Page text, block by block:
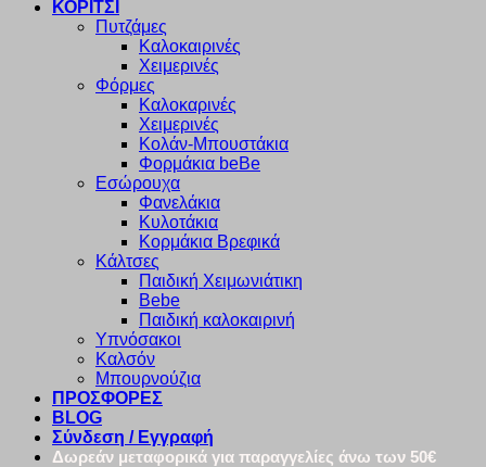
ΚΟΡΙΤΣΙ
Πυτζάμες
Καλοκαιρινές
Χειμερινές
Φόρμες
Καλοκαρινές
Χειμερινές
Κολάν-Μπουστάκια
Φορμάκια beBe
Εσώρουχα
Φανελάκια
Κυλοτάκια
Κορμάκια Βρεφικά
Κάλτσες
Παιδική Χειμωνιάτικη
Bebe
Παιδική καλοκαιρινή
Υπνόσακοι
Καλσόν
Μπουρνούζια
ΠΡΟΣΦΟΡΕΣ
BLOG
Σύνδεση / Εγγραφή
Δωρεάν μεταφορικά για παραγγελίες άνω των 50€